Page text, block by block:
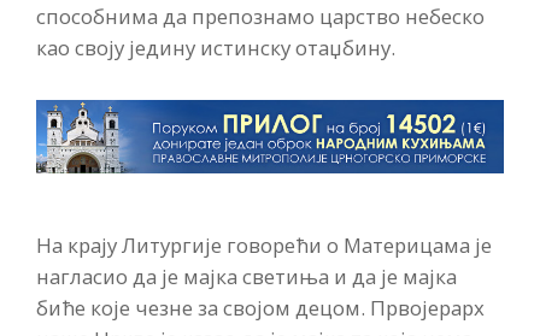
способнима да препознамо царство небеско
као своју једину истинску отаџбину.
На крају Литургије говорећи о Материцама је
нагласио да је мајка светиња и да је мајка
биће које чезне за својом децом. Првојерарх